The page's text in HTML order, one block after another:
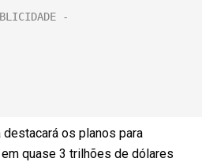
os planos para
quase 3 trilhões de dólares